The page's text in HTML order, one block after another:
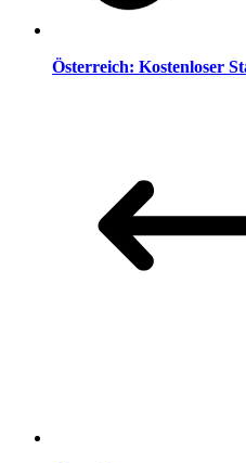
Österreich: Kostenloser